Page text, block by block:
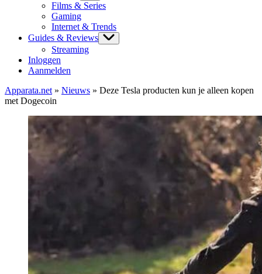
Films & Series
Gaming
Internet & Trends
Guides & Reviews
Streaming
Inloggen
Aanmelden
Apparata.net » Nieuws » Deze Tesla producten kun je alleen kopen
met Dogecoin